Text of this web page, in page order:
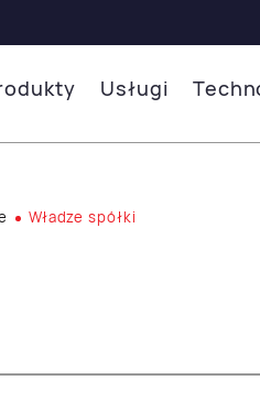
Usługi
Władze spółki